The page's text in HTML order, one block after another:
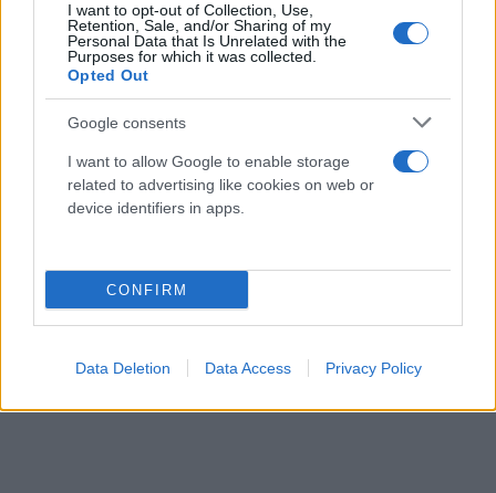
I want to opt-out of Collection, Use,
Retention, Sale, and/or Sharing of my
Personal Data that Is Unrelated with the
Purposes for which it was collected.
Opted Out
Google consents
I want to allow Google to enable storage
related to advertising like cookies on web or
device identifiers in apps.
CONFIRM
Data Deletion Data Access Privacy Policy